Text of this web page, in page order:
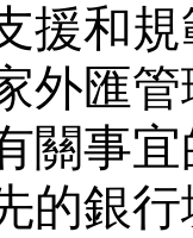
援和
外匯
關事
的銀